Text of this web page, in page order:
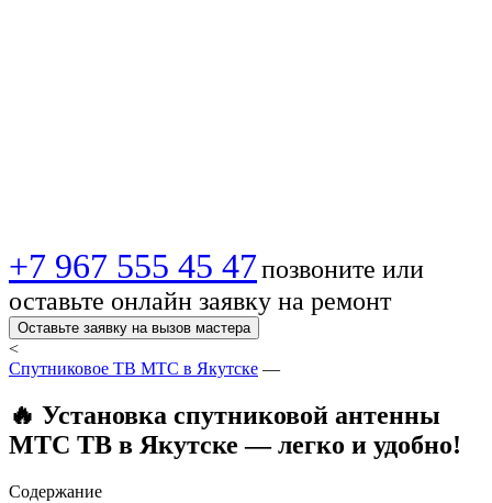
+7 967 555 45 47позвоните или
оставьте онлайн заявку на ремонт
Оставьте заявку на вызов мастера
<
Спутниковое ТВ МТС в Якутске —
🔥 Установка спутниковой антенны
МТС ТВ в Якутске — легко и удобно!
Содержание